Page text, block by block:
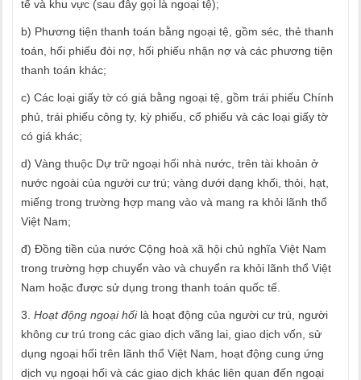
tế và khu vực (sau đây gọi là ngoại tệ);
b) Phương tiện thanh toán bằng ngoại tệ, gồm séc, thẻ thanh
toán, hối phiếu đòi nợ, hối phiếu nhận nợ và các phương tiện
thanh toán khác;
c) Các loại giấy tờ có giá bằng ngoại tệ, gồm trái phiếu Chính
phủ, trái phiếu công ty, kỳ phiếu, cổ phiếu và các loại giấy tờ
có giá khác;
d) Vàng thuộc Dự trữ ngoại hối nhà nước, trên tài khoản ở
nước ngoài của người cư trú; vàng dưới dạng khối, thỏi, hạt,
miếng trong trường hợp mang vào và mang ra khỏi lãnh thổ
Việt Nam;
đ) Đồng tiền của nước Cộng hoà xã hội chủ nghĩa Việt Nam
trong trường hợp chuyển vào và chuyển ra khỏi lãnh thổ Việt
Nam hoặc được sử dụng trong thanh toán quốc tế.
3. Hoạt động ngoại hốilà hoạt động của người cư trú, người
không cư trú trong các giao dịch vãng lai, giao dịch vốn, sử
dụng ngoại hối trên lãnh thổ Việt Nam, hoạt động cung ứng
dịch vụ ngoại hối và các giao dịch khác liên quan đến ngoại